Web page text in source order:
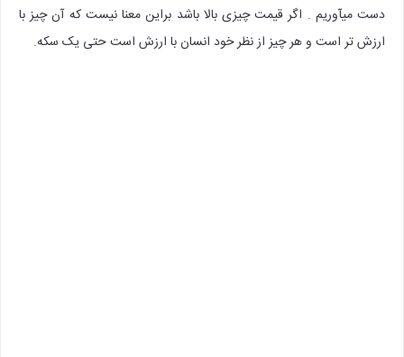
دست میآوریم . اگر قیمت چیزی بالا باشد براین معنا نیست که آن چیز با
ارزش تر است و هر چیز از نظر خود انسان با ارزش است حتی یک سکه.